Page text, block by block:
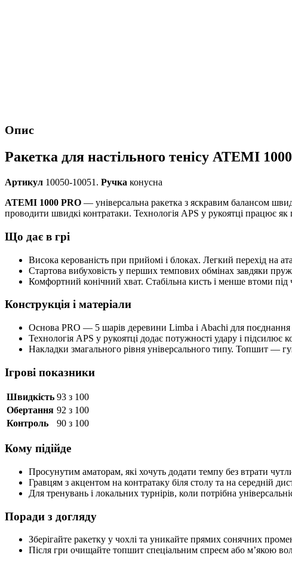
Опис
Ракетка для настільного тенісу ATEMI
Артикул 10050-10051. Ручка конусна
ATEMI 1000 PRO — універсальна ракетка з яскравим балансом
проводити швидкі контратаки. Технологія APS у рукоятці працює як
Що дає в грі
Висока керованість при прийомі і блоках. Легкий перехід на
Стартова вибуховість у перших темпових обмінах завдяки
Комфортний конічний хват. Стабільна кисть і менше втоми під
Конструкція і матеріали
Основа PRO — 5 шарів деревини Limba і Abachi для поєднання
Технологія APS у рукоятці додає потужності удару і підсилює
Накладки змагального рівня універсального типу. Топшит —
Ігрові показники
Швидкість 93 з 100
Обертання 92 з 100
Контроль
90 з 100
Кому підійде
Просунутим аматорам, які хочуть додати темпу без втрати
Гравцям з акцентом на контратаку біля столу та на середній
Для тренувань і локальних турнірів, коли потрібна
Поради з догляду
Зберігайте ракетку у чохлі та уникайте прямих сонячних
Після гри очищайте топшит спеціальним спреєм або м’якою